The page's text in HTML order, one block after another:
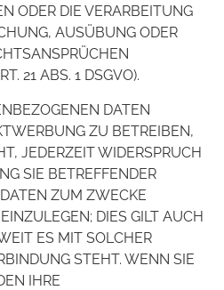
ODER DIE VERARBEITUNG
AUSÜBUNG ODER
21 ABS. 1 DSGVO).
DATEN
ZU BETREIBEN,
JEDERZEIT WIDERSPRUCH
SIE BETREFFENDER
ZUM ZWECKE
DIES GILT AUCH
ES MIT SOLCHER
STEHT. WENN SIE
IHRE